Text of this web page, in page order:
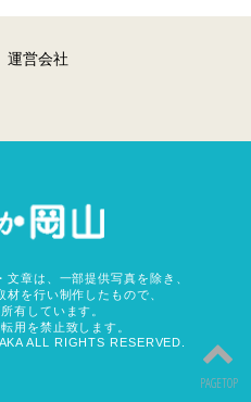
運営会社
章は、一部提供写真を除き、
材を行い制作したもので、
有しています。
用を禁止致します。
ALL RIGHTS RESERVED.
PAGETOP